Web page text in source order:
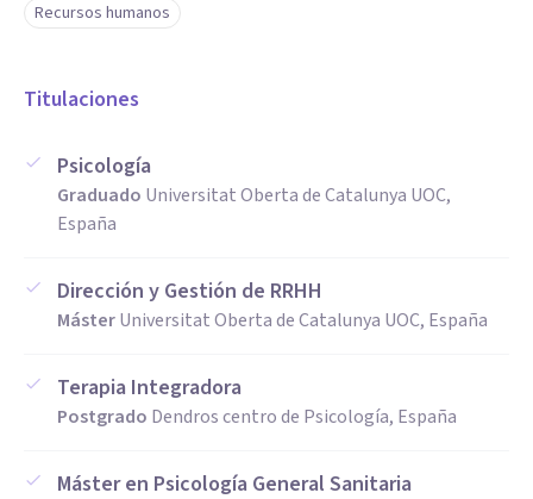
Recursos humanos
Titulaciones
Psicología
Graduado Universitat Oberta de Catalunya UOC,
España
Dirección y Gestión de RRHH
MásterUniversitat Oberta de Catalunya UOC, España
Terapia Integradora
Postgrado Dendros centro de Psicología, España
Máster en Psicología General Sanitaria